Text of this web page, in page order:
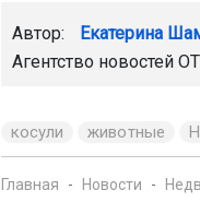
Автор: Екатерина
Агентство новостей
косули животные
Главная Новости